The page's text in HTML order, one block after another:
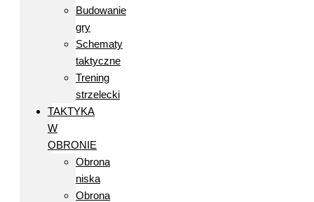
Budowanie
gry
Schematy
taktyczne
Trening
strzelecki
TAKTYKA
W
OBRONIE
Obrona
niska
Obrona